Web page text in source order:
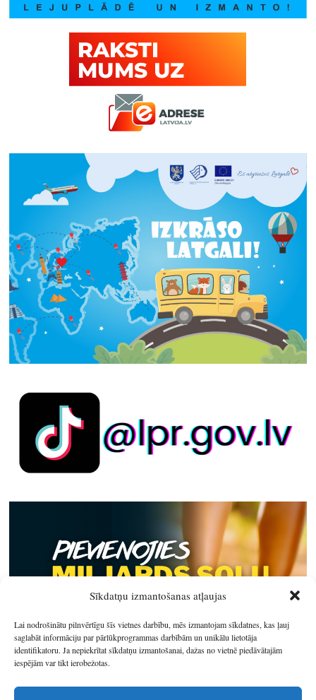
Sīkdatņu izmantošanas atļaujas
Lai nodrošinātu pilnvērtīgu šīs vietnes darbību, mēs izmantojam sīkdatnes, kas ļauj
saglabāt informāciju par pārlūkprogrammas darbībām un unikālu lietotāja
identifikatoru. Ja nepiekrītat sīkdatņu izmantošanai, dažas no vietnē piedāvātajām
iespējām var tikt ierobežotas.